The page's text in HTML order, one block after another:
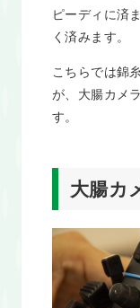
ピーディに済
く済みます。
こちらでは錦
が、大腸カメ
す。
大腸カ